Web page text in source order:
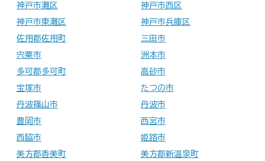
神戸市灘区
神戸市西区
神戸市東灘区
神戸市兵庫区
佐用郡佐用町
三田市
宍粟市
洲本市
多可郡多可町
高砂市
宝塚市
たつの市
丹波篠山市
丹波市
豊岡市
西宮市
西脇市
姫路市
美方郡香美町
美方郡新温泉町